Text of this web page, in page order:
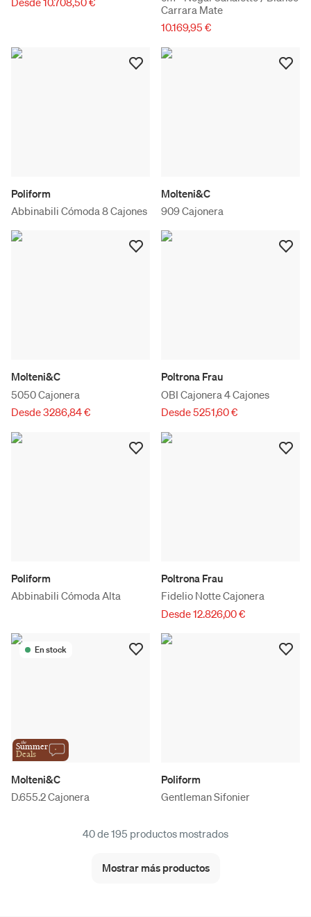
Carrara Mate
10.169,95 €
Poliform
Abbinabili Cómoda 8 Cajones
Molteni&C
909 Cajonera
Molteni&C
5050 Cajonera
Desde 3286,84 €
Poltrona Frau
OBI Cajonera 4 Cajones
Desde 5251,60 €
Poliform
Abbinabili Cómoda Alta
Poltrona Frau
Fidelio Notte Cajonera
Desde 12.826,00 €
En stock
the
Summer
Deals
Molteni&C
D.655.2 Cajonera
Poliform
Gentleman Sifonier
40 de 195 productos mostrados
Mostrar más productos